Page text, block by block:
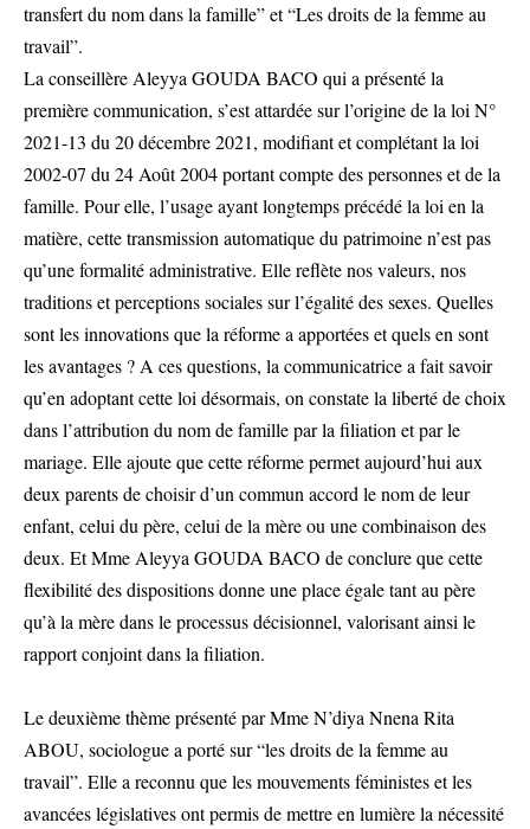
transfert du nom dans la famille” et “Les droits de la femme au
travail”.
La conseillère Aleyya GOUDA BACO qui a présenté la
première communication, s’est attardée sur l’origine de la loi N°
2021-13 du 20 décembre 2021, modifiant et complétant la loi
2002-07 du 24 Août 2004 portant compte des personnes et de la
famille. Pour elle, l’usage ayant longtemps précédé la loi en la
matière, cette transmission automatique du patrimoine n’est pas
qu’une formalité administrative. Elle reflète nos valeurs, nos
traditions et perceptions sociales sur l’égalité des sexes. Quelles
sont les innovations que la réforme a apportées et quels en sont
les avantages ? A ces questions, la communicatrice a fait savoir
qu’en adoptant cette loi désormais, on constate la liberté de choix
dans l’attribution du nom de famille par la filiation et par le
mariage. Elle ajoute que cette réforme permet aujourd’hui aux
deux parents de choisir d’un commun accord le nom de leur
enfant, celui du père, celui de la mère ou une combinaison des
deux. Et Mme Aleyya GOUDA BACO de conclure que cette
flexibilité des dispositions donne une place égale tant au père
qu’à la mère dans le processus décisionnel, valorisant ainsi le
rapport conjoint dans la filiation.
Le deuxième thème présenté par Mme N’diya Nnena Rita
ABOU, sociologue a porté sur “les droits de la femme au
travail”. Elle a reconnu que les mouvements féministes et les
avancées législatives ont permis de mettre en lumière la nécessité